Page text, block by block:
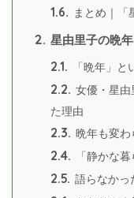
1.6. まとめ｜「
2. 星由里子の晩年
2.1. 「晩年」と
2.2. 女優・星由
た理由
2.3. 晩年も変わ
2.4. 「静かな
2.5. 語らなかっ